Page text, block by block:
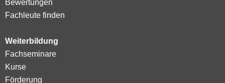
Bewertungen
Fachleute finden
Weiterbildung
Fachseminare
Kurse
Förderung